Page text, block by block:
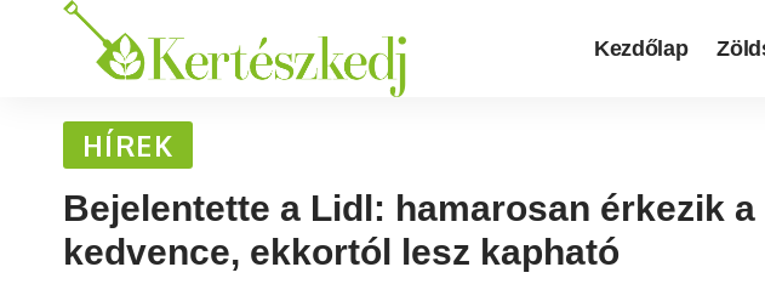
Kezdőlap
HÍREK
Bejelentette a Lidl: hamarosan érkezik
kedvence, ekkortól lesz kapható